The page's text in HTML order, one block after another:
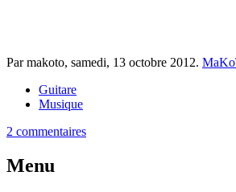
Par makoto, samedi, 13 octobre 2012.
Guitare
Musique
2 commentaires
Menu